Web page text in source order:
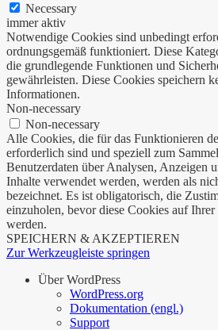
Necessary
immer aktiv
Notwendige Cookies sind unbedingt
ordnungsgemäß funktioniert. Diese
die grundlegende Funktionen und
gewährleisten. Diese Cookies speichern
Informationen.
Non-necessary
Non-necessary
Alle Cookies, die für das Funktionieren
erforderlich sind und speziell zum
Benutzerdaten über Analysen, Anzeigen
Inhalte verwendet werden, werden als
bezeichnet. Es ist obligatorisch, die
einzuholen, bevor diese Cookies auf Ihrer
werden.
SPEICHERN & AKZEPTIEREN
Zur Werkzeugleiste springen
Über WordPress
WordPress.org
Dokumentation (engl.)
Support